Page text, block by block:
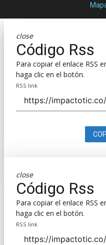
close
Código Rss
Para copiar el enlace RSS
haga clic en el botón.
RSS link
close
Código Rss
Para copiar el enlace RSS
haga clic en el botón.
RSS link